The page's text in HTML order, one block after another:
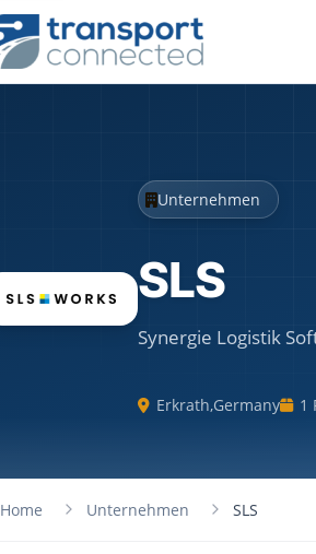
Unternehmen
SLS
Synergie Logistik
Erkrath,Germany 1
Home Unternehmen SLS